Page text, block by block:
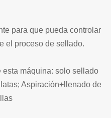
para que pueda controlar
el proceso de sellado.
máquina: solo sellado
Aspiración+llenado de